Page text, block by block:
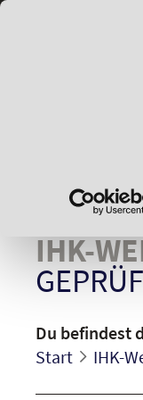
20%
IHK-
Du befindest
Start
IHK-